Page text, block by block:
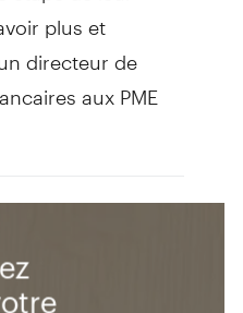
plus et
directeur de
aux PME